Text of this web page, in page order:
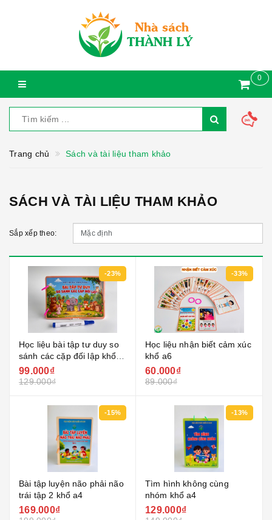
0
Trang chủ Sách và tài liệu tham khảo
SÁCH VÀ TÀI LIỆU THAM KHẢO
Sắp xếp theo:
-23%
Học liệu bài tập tư duy so
sánh các cặp đối lập khổ
a5
99.000₫
129.000₫
-33%
Học liệu nhận biết cảm xúc
khổ a6
60.000₫
89.000₫
-15%
Bài tập luyện não phải não
trái tập 2 khổ a4
169.000₫
-13%
Tìm hình không cùng
nhóm khổ a4
129.000₫